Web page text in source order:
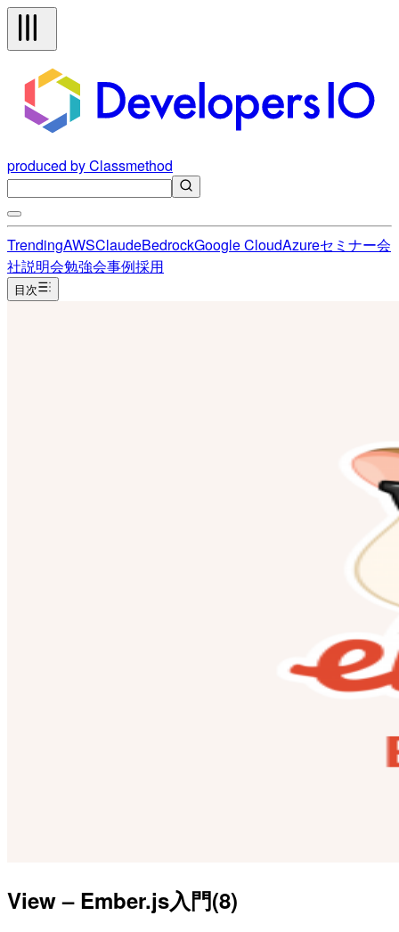
produced by Classmethod
TrendingAWSClaudeBedrockGoogle CloudAzureセミナー会
社説明会勉強会事例採用
目次
View – Ember.js入門(8)